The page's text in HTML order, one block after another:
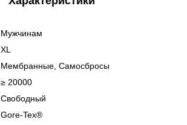
Мужчинам
XL
Мембранные, Самосбросы
≥ 20000
Свободный
Gore-Tex®